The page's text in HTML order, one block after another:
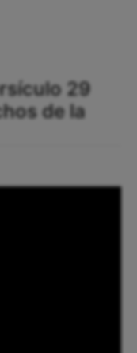
29
de la